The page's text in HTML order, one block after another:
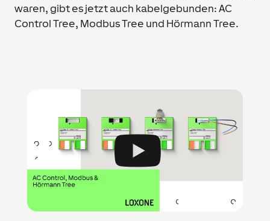
waren, gibt es jetzt auch kabelgebunden: AC
Control Tree, Modbus Tree und Hörmann Tree.